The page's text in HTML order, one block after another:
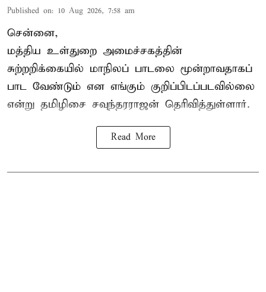
Published on: 10 Aug 2026, 7:58 am
சென்னை,
மத்திய உள்துறை அமைச்சகத்தின்
சுற்றறிக்கையில் மாநிலப் பாடலை மூன்றாவதாகப்
பாட வேண்டும் என எங்கும் குறிப்பிடப்படவில்லை
என்று தமிழிசை சவுந்தரராஜன் தெரிவித்துள்ளார்.
Read More